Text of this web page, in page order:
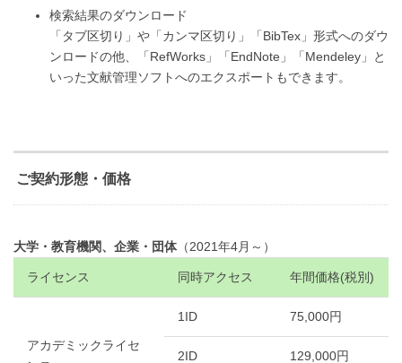
検索結果のダウンロード
「タブ区切り」や「カンマ区切り」「BibTex」形式へのダウ
ンロードの他、「RefWorks」「EndNote」「Mendeley」と
いった文献管理ソフトへのエクスポートもできます。
ご契約形態・価格
大学・教育機関、企業・団体（2021年4月～）
ライセンス 同時アクセス 年間価格(税別)
アカデミックライセ
1ID 75,000円
2ID 129,000円